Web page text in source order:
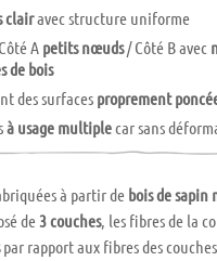
clairavec structure uniforme
A petits nœuds/ Côté B avec
de bois
des surfaces proprement
à usage multiplecar sans
à partir de bois de sapin
de 3 couches, les fibres de la
par rapport aux fibres des